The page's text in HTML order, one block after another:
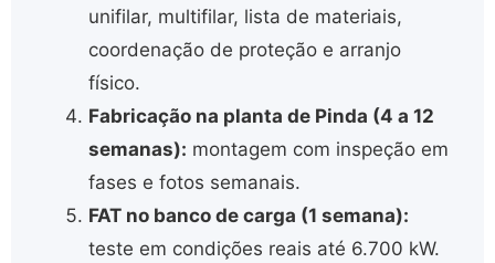
unifilar, multifilar, lista de materiais,
coordenação de proteção e arranjo
físico.
Fabricação na planta de Pinda (4 a 12
semanas): montagem com inspeção em
fases e fotos semanais.
FAT no banco de carga (1 semana):
teste em condições reais até 6.700 kW.